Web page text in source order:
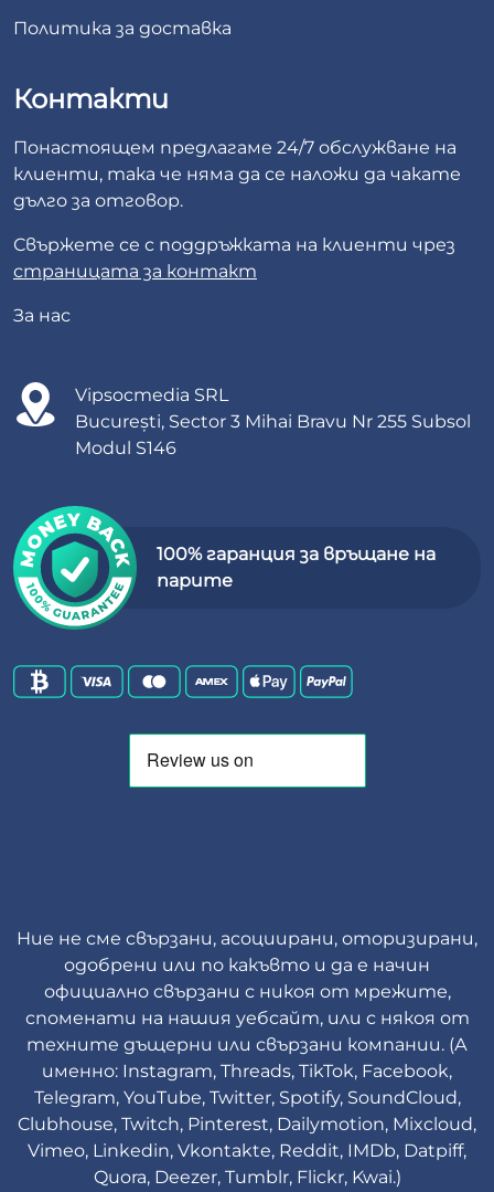
Политика за доставка
Контакти
Понастоящем предлагаме 24/7 обслужване на
клиенти, така че няма да се наложи да чакате
дълго за отговор.
Свържете се с поддръжката на клиенти чрез
страницата за контакт
За нас
Vipsocmedia SRL
București, Sector 3 Mihai Bravu Nr 255 Subsol
Modul S146
100% гаранция за връщане на
парите
Ние не сме свързани, асоциирани, оторизирани,
одобрени или по какъвто и да е начин
официално свързани с никоя от мрежите,
споменати на нашия уебсайт, или с някоя от
техните дъщерни или свързани компании. (А
именно: Instagram, Threads, TikTok, Facebook,
Telegram, YouTube, Twitter, Spotify, SoundCloud,
Clubhouse, Twitch, Pinterest, Dailymotion, Mixcloud,
Vimeo, Linkedin, Vkontakte, Reddit, IMDb, Datpiff,
Quora, Deezer, Tumblr, Flickr, Kwai.)